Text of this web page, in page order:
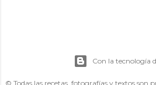
Con la tecnología
© Todas las recetas, fotografías y textos son